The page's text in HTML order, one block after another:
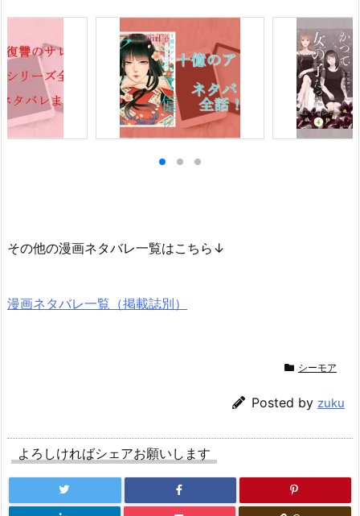
その他の漫画ネタバレ一覧はこちら↓
漫画ネタバレ一覧（掲載誌別）
シーモア
Posted by zuku
よろしければシェアお願いします